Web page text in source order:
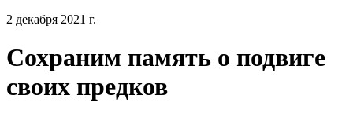
2 декабря 2021 г.
Сохраним память о подвиге
своих предков